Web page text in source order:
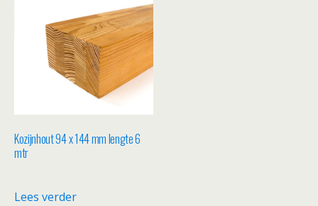
Kozijnhout 94 x 144 mm lengte 6
mtr
Lees verder